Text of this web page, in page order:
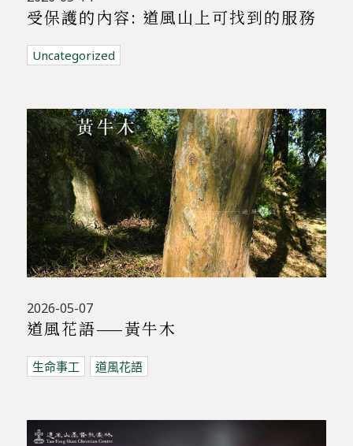
受保護的內容: 道風山上可找到的服務
Uncategorized
2026-05-07
道風花語——黃牛木
生命事工 道風花語